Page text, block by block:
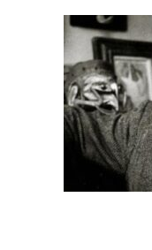
映
画
は
こ
の
街